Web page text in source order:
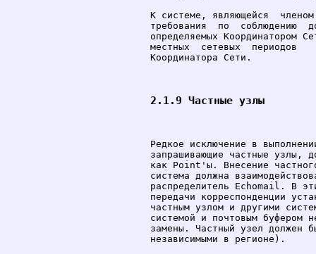
К системе, являющейся
требования  по  соблюдению
определяемых Координатором
местных  сетевых  периодов
Координатора Сети.
2.1.9 Частные узлы
Редкое исключение в
запрашивающие частные узлы,
как Point'ы. Внесение
система должна
распределитель Echomail. В
передачи корреспонденции
частным узлом и другими
системой и почтовым буфером
замены. Частный узел должен
независимыми в регионе).